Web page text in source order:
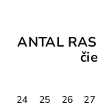
ANTAL
24 25 26 27